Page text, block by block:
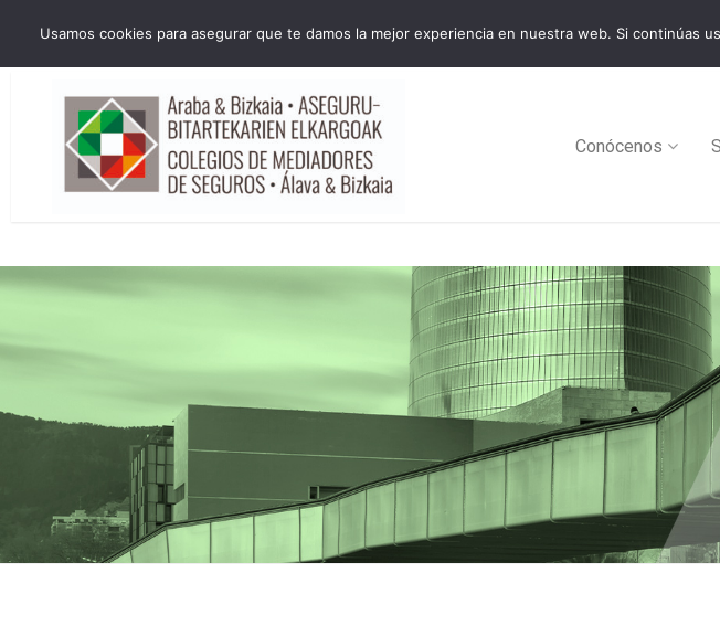
administracion@cmsab.eus 94.442.43.43 Móvil y Whatsapp 688.889.170
Conócenos
Usamos cookies para asegurar que te damos la mejor experiencia en nuestra web. Si continúas